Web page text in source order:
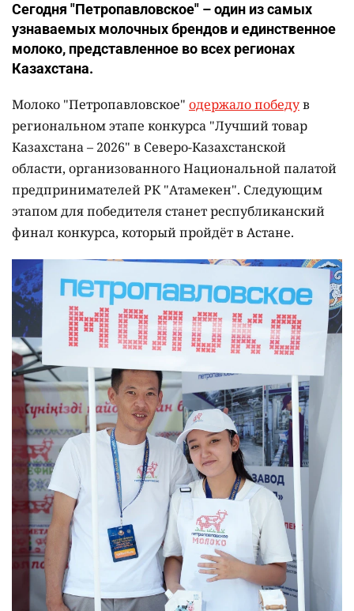
Сегодня "Петропавловское" – один из самых
узнаваемых молочных брендов и единственное
молоко, представленное во всех регионах
Казахстана.
Молоко "Петропавловское" одержало победув
региональном этапе конкурса "Лучший товар
Казахстана – 2026" в Северо-Казахстанской
области, организованного Национальной палатой
предпринимателей РК "Атамекен". Следующим
этапом для победителя станет республиканский
финал конкурса, который пройдёт в Астане.